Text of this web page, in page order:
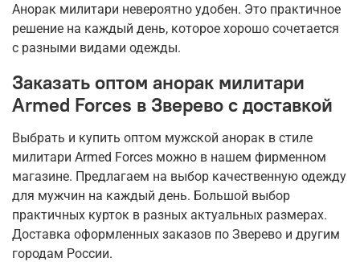
Анорак милитари невероятно удобен. Это практичное
решение на каждый день, которое хорошо сочетается
с разными видами одежды.
Заказать оптом анорак милитари
Armed Forces в Зверево с доставкой
Выбрать и купить оптом мужской анорак в стиле
милитари Armed Forces можно в нашем фирменном
магазине. Предлагаем на выбор качественную одежду
для мужчин на каждый день. Большой выбор
практичных курток в разных актуальных размерах.
Доставка оформленных заказов по Зверево и другим
городам России.